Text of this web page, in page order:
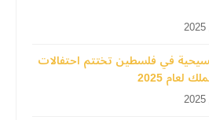
في فلسطين تختتم احتفالات
2025